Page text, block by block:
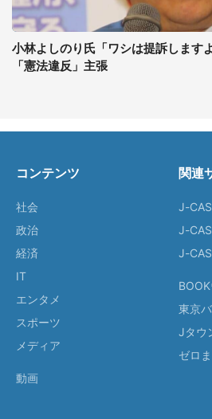
小林よしのり氏「ワシは提訴します
「憲法違反」主張
コンテンツ
社会
政治
経済
IT
エンタメ
スポーツ
メディア
動画
関連
J-
J-
J-
東京
Jタウ
ゼロ